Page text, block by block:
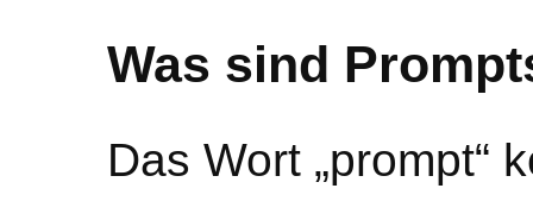
Was sind
Das Wort „prompt“